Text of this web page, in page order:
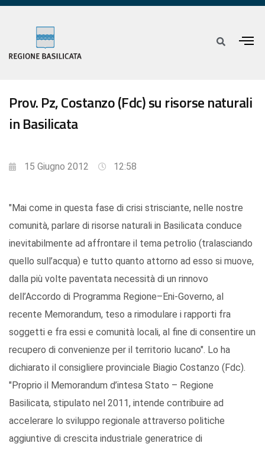
Prov. Pz, Costanzo (Fdc) su risorse naturali
in Basilicata
15 Giugno 2012 12:58
"Mai come in questa fase di crisi strisciante, nelle nostre
comunità, parlare di risorse naturali in Basilicata conduce
inevitabilmente ad affrontare il tema petrolio (tralasciando
quello sull’acqua) e tutto quanto attorno ad esso si muove,
dalla più volte paventata necessità di un rinnovo
dell’Accordo di Programma Regione–Eni-Governo, al
recente Memorandum, teso a rimodulare i rapporti fra
soggetti e fra essi e comunità locali, al fine di consentire un
recupero di convenienze per il territorio lucano". Lo ha
dichiarato il consigliere provinciale Biagio Costanzo (Fdc).
"Proprio il Memorandum d’intesa Stato – Regione
Basilicata, stipulato nel 2011, intende contribuire ad
accelerare lo sviluppo regionale attraverso politiche
aggiuntive di crescita industriale generatrice di